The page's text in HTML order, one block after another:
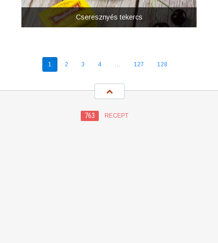
Cseresznyés tekercs
1 2 3 4 … 127 128
763 RECEPT